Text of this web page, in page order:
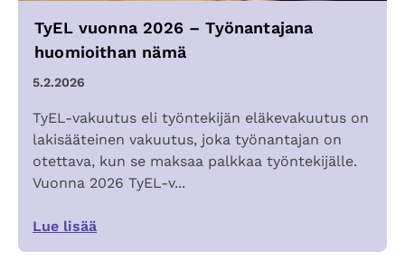
TyEL vuonna 2026 – Työnantajana
huomioithan nämä
5.2.2026
TyEL-vakuutus eli työntekijän eläkevakuutus on
lakisääteinen vakuutus, joka työnantajan on
otettava, kun se maksaa palkkaa työntekijälle.
Vuonna 2026 TyEL-v...
Lue lisää